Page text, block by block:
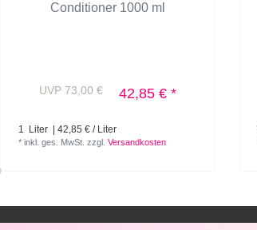
Conditioner 1000 ml
UVP 73,00 € 42,85 € *
1 Liter | 42,85 € / Liter
*inkl. ges. MwSt. zzgl.Versandkosten